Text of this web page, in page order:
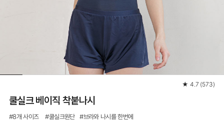
★ 4.7 (573)
쿨실크 베이직 착붙나시
#8개 사이즈 #쿨실크원단 #브라와 나시를 한번에